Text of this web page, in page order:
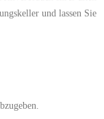
und lassen Sie